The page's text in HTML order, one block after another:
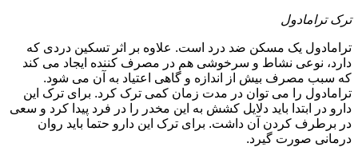
ترک ترامادول
ترامادول یک مسکن ضد درد است. علاوه بر اثر تسکین دردی که
دارد، نوعی نشاط و سرخوشی هم در مصرف کننده ایجاد می کند
که سبب مصرف بیش از اندازه و گاهی اعتیاد به آن می شود.
ترامادول را می توان در مدت زمان کمی ترک کرد. برای ترک این
دارو در ابتدا باید دلایل کشش به این مخدر را در فرد پیدا کرد و سعی
در برطرف کردن آن داشت. برای ترک این دارو حتما باید روان
درمانی صورت گیرد.